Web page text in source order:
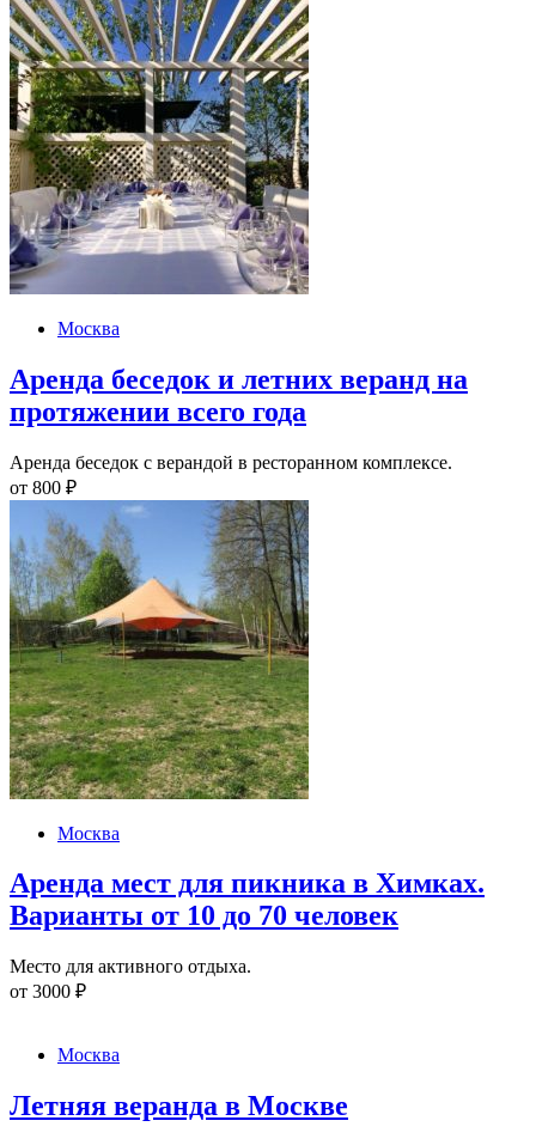
Москва
Аренда беседок и летних веранд на
протяжении всего года
Аренда беседок с верандой в ресторанном комплексе.
от 800 ₽
Москва
Аренда мест для пикника в Химках.
Варианты от 10 до 70 человек
Место для активного отдыха.
от 3000 ₽
Москва
Летняя веранда в Москве